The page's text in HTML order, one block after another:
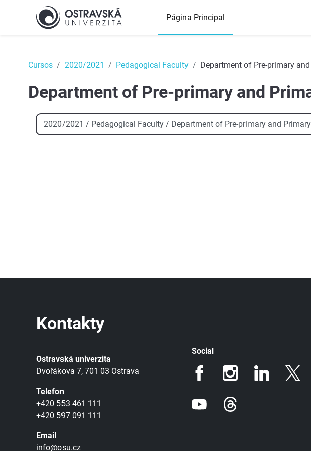
Salta al contenido principal
Página Principal
Cursos 2020/2021 Pedagogical Faculty Department of Pre-primary
Department of Pre-primary and
Categorías
Kontakty
Ostravská univerzita
Dvořákova 7, 701 03 Ostrava
Telefon
+420 553 461 111
+420 597 091 111
Email
info@osu.cz
Social